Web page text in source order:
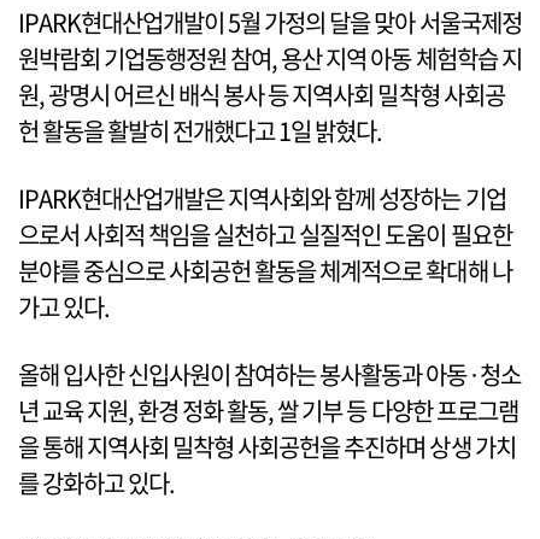
IPARK현대산업개발이 5월 가정의 달을 맞아 서울국제정
원박람회 기업동행정원 참여, 용산 지역 아동 체험학습 지
원, 광명시 어르신 배식 봉사 등 지역사회 밀착형 사회공
헌 활동을 활발히 전개했다고 1일 밝혔다.
IPARK현대산업개발은 지역사회와 함께 성장하는 기업
으로서 사회적 책임을 실천하고 실질적인 도움이 필요한
분야를 중심으로 사회공헌 활동을 체계적으로 확대해 나
가고 있다.
올해 입사한 신입사원이 참여하는 봉사활동과 아동·청소
년 교육 지원, 환경 정화 활동, 쌀 기부 등 다양한 프로그램
을 통해 지역사회 밀착형 사회공헌을 추진하며 상생 가치
를 강화하고 있다.